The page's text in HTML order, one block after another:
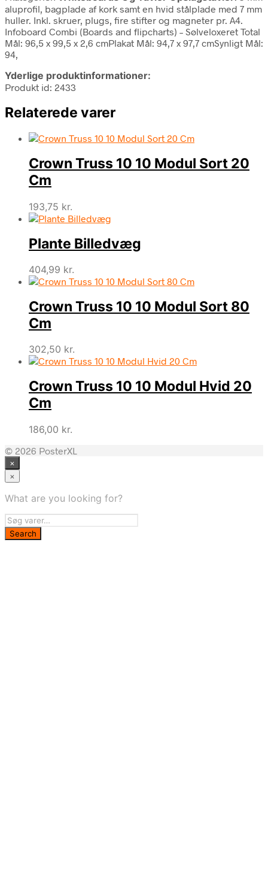
aluprofil, bagplade af kork samt en hvid stålplade med 7 mm
huller. Inkl. skruer, plugs, fire stifter og magneter pr. A4.
Infoboard Combi (Boards and flipcharts) – Sølveloxeret Total
Mål: 96,5 x 99,5 x 2,6 cmPlakat Mål: 94,7 x 97,7 cmSynligt Mål:
94,
Yderlige produktinformationer:
Produkt id: 2433
Relaterede varer
Crown Truss 10 10 Modul Sort 20
Cm
193,75 kr.
Plante Billedvæg
404,99 kr.
Crown Truss 10 10 Modul Sort 80
Cm
302,50 kr.
Crown Truss 10 10 Modul Hvid 20
Cm
186,00 kr.
© 2026 PosterXL
×
×
What are you looking for?